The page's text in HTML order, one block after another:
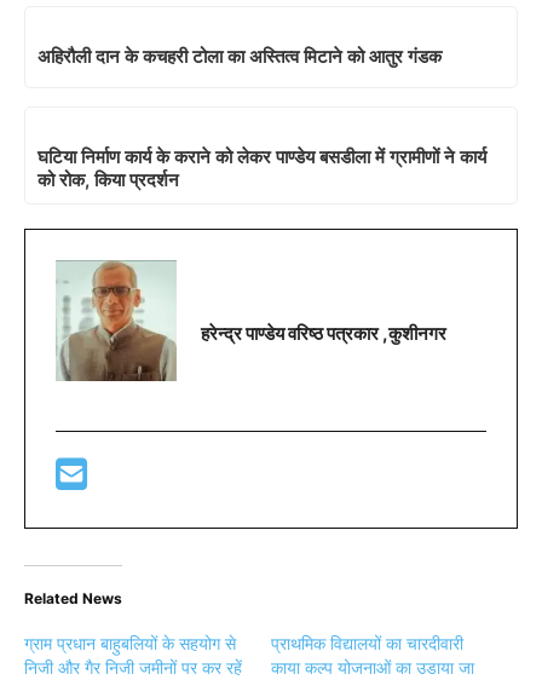
अहिरौली दान के कचहरी टोला का अस्तित्व मिटाने को आतुर गंडक
घटिया निर्माण कार्य के कराने को लेकर पाण्डेय बसडीला में ग्रामीणों ने कार्य
को रोक, किया प्रदर्शन
हरेन्द्र पाण्डेय वरिष्ठ पत्रकार ,कुशीनगर
Related News
ग्राम प्रधान बाहुबलियों के सहयोग से
निजी और गैर निजी जमीनों पर कर रहें
प्राथमिक विद्यालयों का चारदीवारी
काया कल्प योजनाओं का उडाया जा